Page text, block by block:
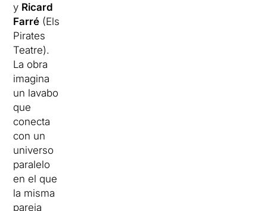
y Ricard
Farré (Els
Pirates
Teatre).
La obra
imagina
un lavabo
que
conecta
con un
universo
paralelo
en el que
la misma
pareja